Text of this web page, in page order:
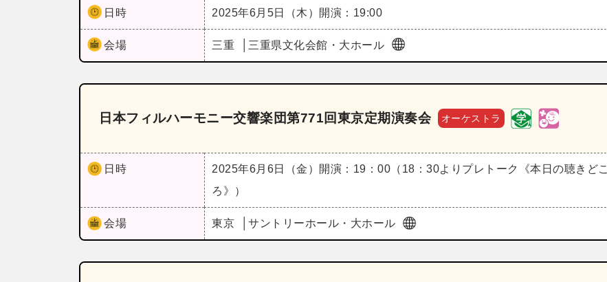
日時 2025年6月5日（木） 開演：19:00
会場 三重 三重県文化会館・大ホール
日本フィルハーモニー交響楽団第771回東京定期演奏会 オーケストラ
日時 2025年6月6日（金）
開演：19：00（18：30よりプレトーク《本日の聴きどこ
ろ》）
会場 東京 サントリーホール・大ホール